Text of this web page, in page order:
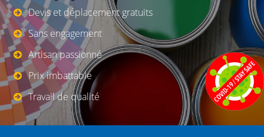
Devis et déplacement gratuits
Sans engagement
Artisan passionné
Prix imbattable
Travail de qualité